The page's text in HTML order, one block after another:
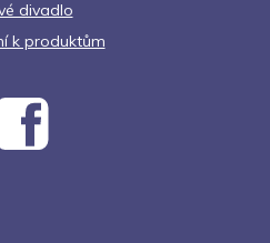
divadlo
k produktům